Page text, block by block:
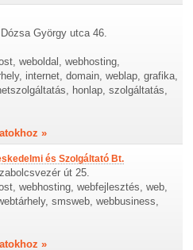
György utca 46.
weboldal, webhosting,
internet, domain, weblap, grafika,
honlap, szolgáltatás,
»
és Szolgáltató Bt.
út 25.
webhosting, webfejlesztés, web,
smsweb, webbusiness,
»